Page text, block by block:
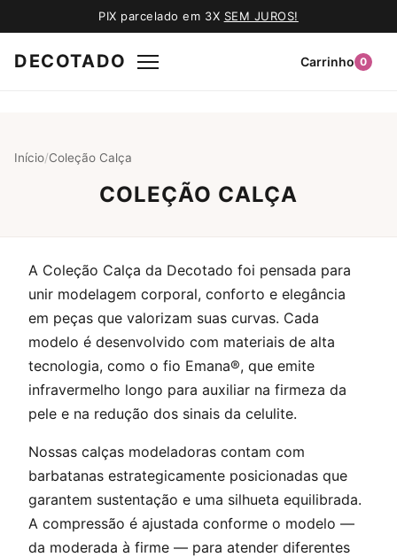
PIX parcelado em 3X SEM JUROS!
DECOTADO Carrinho 0
Início/Coleção Calça
COLEÇÃO CALÇA
A Coleção Calça da Decotado foi pensada para
unir modelagem corporal, conforto e elegância
em peças que valorizam suas curvas. Cada
modelo é desenvolvido com materiais de alta
tecnologia, como o fio Emana®, que emite
infravermelho longo para auxiliar na firmeza da
pele e na redução dos sinais da celulite.
Nossas calças modeladoras contam com
barbatanas estrategicamente posicionadas que
garantem sustentação e uma silhueta equilibrada.
A compressão é ajustada conforme o modelo —
da moderada à firme — para atender diferentes